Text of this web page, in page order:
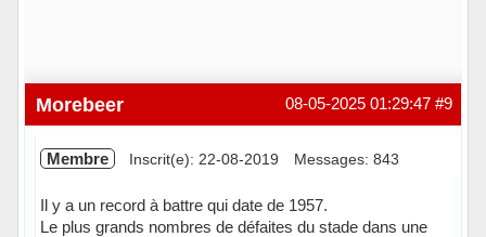
#9
08-05-2025 01:29:47
Morebeer
Membre Inscrit(e): 22-08-2019 Messages: 843
Il y a un record à battre qui date de 1957.
Le plus grands nombres de défaites du stade dans une